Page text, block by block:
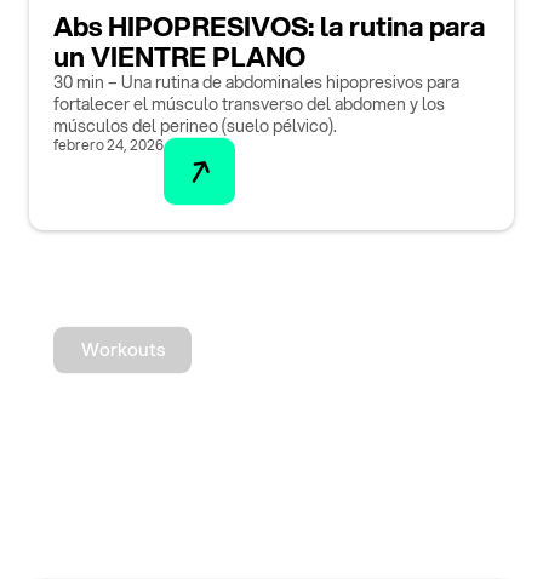
Abs HIPOPRESIVOS: la rutina para
un VIENTRE PLANO
30 min – Una rutina de abdominales hipopresivos para
fortalecer el músculo transverso del abdomen y los
músculos del perineo (suelo pélvico).
febrero 24, 2026
Workouts